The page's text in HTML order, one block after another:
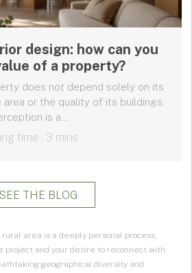
design: how can you
of a property?
does not depend solely on its
or the quality of its buildings.
is a...
time : 3 mins
SEE THE BLOG
rural area is a deeply personal process,
project and your desire to reconnect with
geographical diversity and